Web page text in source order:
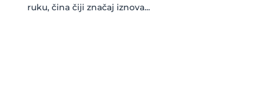
ruku, čina čiji značaj iznova...